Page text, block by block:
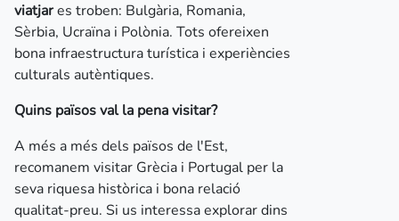
viatjares troben: Bulgària, Romania,
Sèrbia, Ucraïna i Polònia. Tots ofereixen
bona infraestructura turística i experiències
culturals autèntiques.
Quins països val la pena visitar?
A més a més dels països de l'Est,
recomanem visitar Grècia i Portugal per la
seva riquesa històrica i bona relació
qualitat-preu. Si us interessa explorar dins